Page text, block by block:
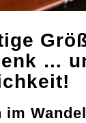
…
im